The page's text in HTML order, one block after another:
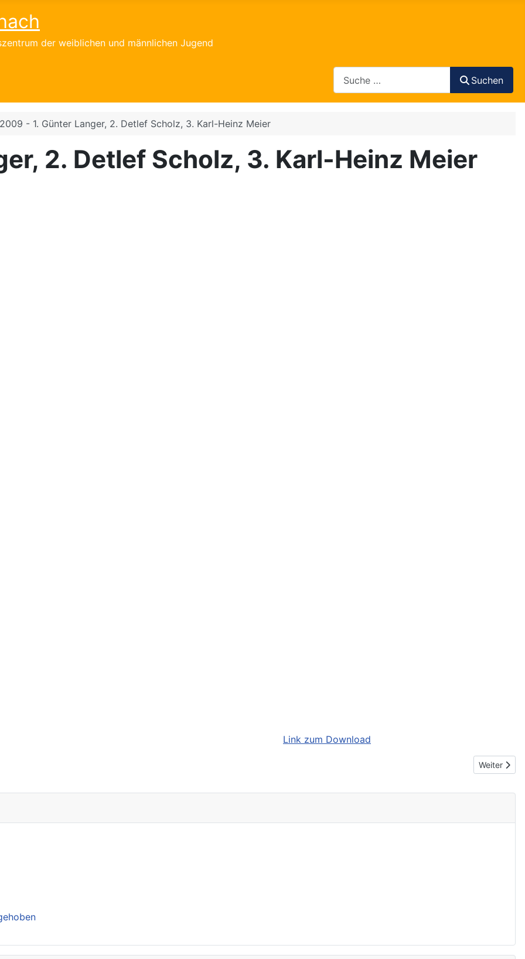
der weiblichen und männlichen Jugend
Suchen
2009 - 1. Günter Langer, 2. Detlef Scholz, 3. Karl-Heinz Meier
2. Detlef Scholz, 3. Karl-Heinz Meier
Link zum Download
Walter Nächster
Weiter